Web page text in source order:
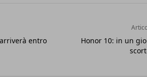
entro
Honor 10: in un